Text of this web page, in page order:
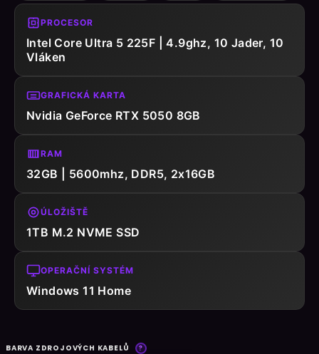
PROCESOR
Intel Core Ultra 5 225F | 4.9ghz, 10 Jader, 10
Vláken
GRAFICKÁ KARTA
Nvidia GeForce RTX 5050 8GB
RAM
32GB | 5600mhz, DDR5, 2x16GB
ÚLOŽIŠTĚ
1TB M.2 NVME SSD
OPERAČNÍ SYSTÉM
Windows 11 Home
BARVA ZDROJOVÝCH KABELŮ ?